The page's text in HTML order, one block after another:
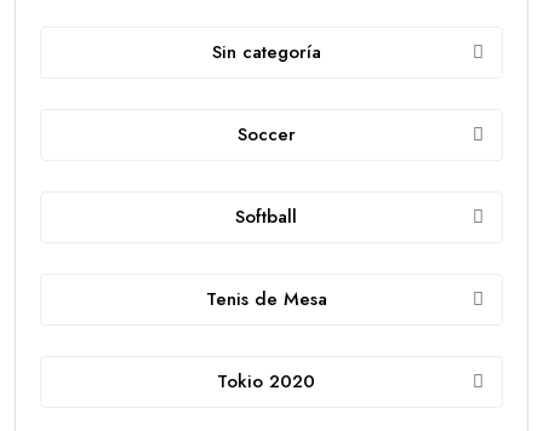
Sin categoría
Soccer
Softball
Tenis de Mesa
Tokio 2020